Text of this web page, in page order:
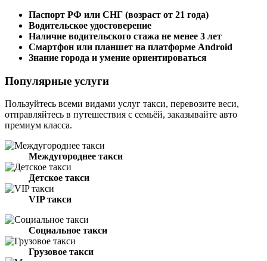
Паспорт РФ или СНГ (возраст от 21 года)
Водительское удостоверение
Наличие водительского стажа не менее 3 лет
Смартфон или планшет на платформе Android
Знание города и умение ориентироваться
Популярные услуги
Пользуйтесь всеми видами услуг такси, перевозите веси,
отправляйтесь в путешествия с семьёй, заказывайте авто
премиум класса.
Междугороднее такси
Детское такси
VIP такси
Социальное такси
Грузовое такси